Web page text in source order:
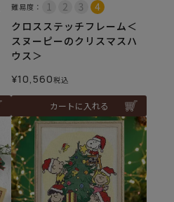
難易度：
クロスステッチフレーム＜
スヌーピーのクリスマスハ
ウス＞
¥10,560税込
カートに入れる